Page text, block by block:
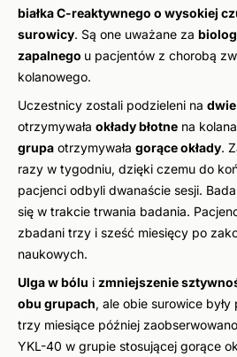
białka C-reaktywnego o wysokiej
surowicy. Są one uważane za
zapalnego u pacjentów z chorobą
kolanowego.
Uczestnicy zostali podzieleni na
otrzymywała okłady błotne na
grupa otrzymywała gorące okłady.
razy w tygodniu, dzięki czemu do
pacjenci odbyli dwanaście sesji.
się w trakcie trwania badania.
zbadani trzy i sześć miesięcy po
naukowych.
Ulga w bólu i zmniejszenie
obu grupach, ale obie surowice
trzy miesiące później
YKL-40 w grupie stosującej gorące